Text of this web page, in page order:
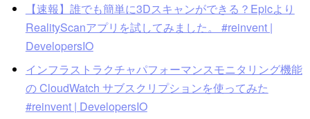
【速報】誰でも簡単に3Dスキャンができる？Epicより
RealityScanアプリを試してみました。 #reinvent |
DevelopersIO
インフラストラクチャパフォーマンスモニタリング機能
の CloudWatch サブスクリプションを使ってみた
#reinvent | DevelopersIO